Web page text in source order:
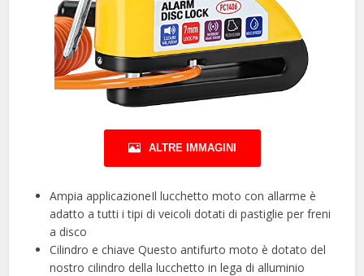
ALTRE IMMAGINI
Ampia applicazioneIl lucchetto moto con allarme è
adatto a tutti i tipi di veicoli dotati di pastiglie per freni
a disco
Cilindro e chiave Questo antifurto moto è dotato del
nostro cilindro della lucchetto in lega di alluminio